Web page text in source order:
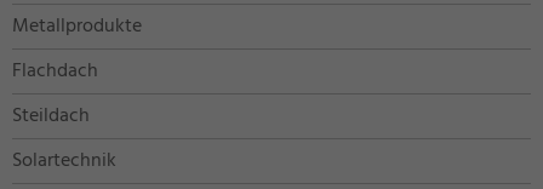
Metallprodukte
Flachdach
Steildach
Solartechnik